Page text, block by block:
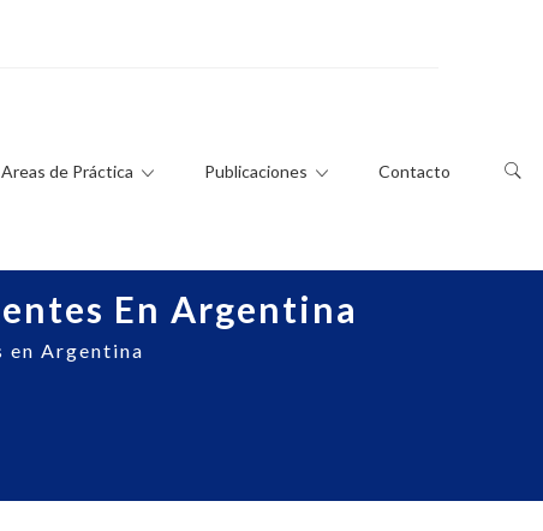
Areas de Práctica Publicaciones Contacto
En Argentina
en Argentina